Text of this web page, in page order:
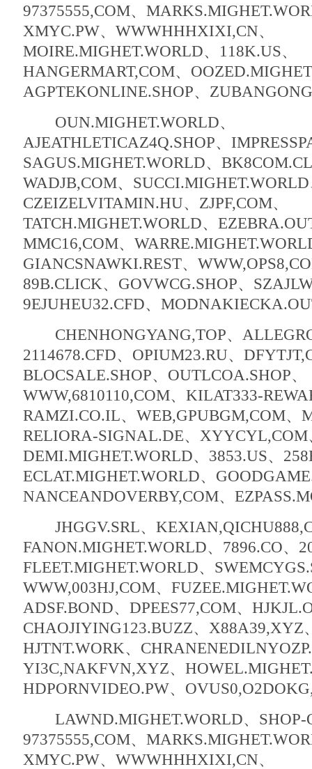
97375555,COM、
XMYC.PW、WWWHHHXIXI,CN、
MOIRE.MIGHET.WORLD、118K.US、
HANGERMART,COM、
AGPTEKONLINE.SHOP、
OUN.MIGHET.WORLD、
AJEATHLETICAZ4Q.SHOP、
SAGUS.MIGHET.WORLD、
WADJB,COM、
CZEIZELVITAMIN.HU、ZJPF,COM、
TATCH.MIGHET.WORLD、
MMC16,COM、
GIANCSNAWKI.REST、
89B.CLICK、GOVWCG.SHOP、
9EJUHEU32.CFD、
CHENHONGYANG,TOP、
2114678.CFD、OPIUM23.RU、
BLOCSALE.SHOP、OUTLCOA.SHOP、
WWW,6810110,COM、KILAT333-
RAMZI.CO.IL、WEB,GPUBGM,COM、
RELIORA-SIGNAL.DE、XYYCYL,COM
DEMI.MIGHET.WORLD、3853.US、
ECLAT.MIGHET.WORLD、
NANCEANDOVERBY,COM、
JHGGV.SRL、
FANON.MIGHET.WORLD、7896.CO、
FLEET.MIGHET.WORLD、
WWW,003HJ,COM、
ADSF.BOND、DPEES77,COM、
CHAOJIYING123.BUZZ、X88A39,XYZ
HJTNT.WORK、
YI3C,NAKFVN,XYZ、
HDPORNVIDEO.PW、
LAWND.MIGHET.WORLD、SHOP-
97375555,COM、
XMYC.PW、WWWHHHXIXI,CN、